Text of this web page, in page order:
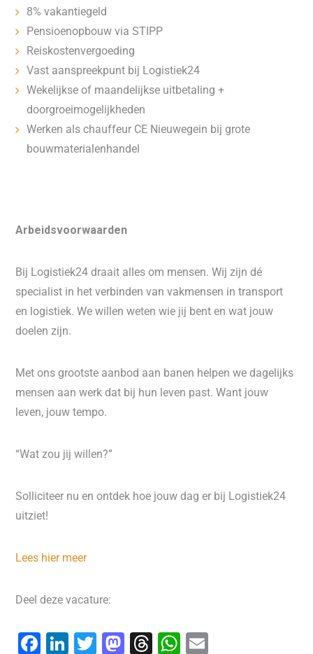
8% vakantiegeld
Pensioenopbouw via STIPP
Reiskostenvergoeding
Vast aanspreekpunt bij Logistiek24
Wekelijkse of maandelijkse uitbetaling +
doorgroeimogelijkheden
Werken als chauffeur CE Nieuwegein bij grote
bouwmaterialenhandel
Arbeidsvoorwaarden
Bij Logistiek24 draait alles om mensen. Wij zijn dé
specialist in het verbinden van vakmensen in transport
en logistiek. We willen weten wie jij bent en wat jouw
doelen zijn.
Met ons grootste aanbod aan banen helpen we dagelijks
mensen aan werk dat bij hun leven past. Want jouw
leven, jouw tempo.
“Wat zou jij willen?”
Solliciteer nu en ontdek hoe jouw dag er bij Logistiek24
uitziet!
Lees hier meer
Deel deze vacature:
F
Li T
M T
W